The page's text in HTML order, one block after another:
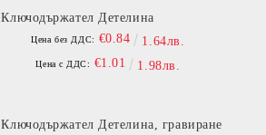
Ключодържател Детелина
Цена без ДДС: €0.84 1.64лв.
Цена с ДДС: €1.01 1.98лв.
Ключодържател Детелина, гравиране